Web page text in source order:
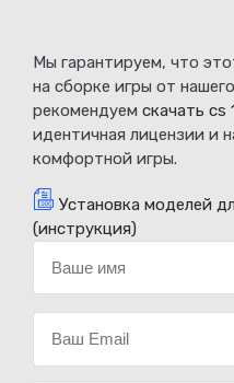
Мы гарантируем, что
на сборке игры от
рекомендуем скачать cs
идентичная лицензии и
комфортной игры.
Установка моделей
(инструкция)